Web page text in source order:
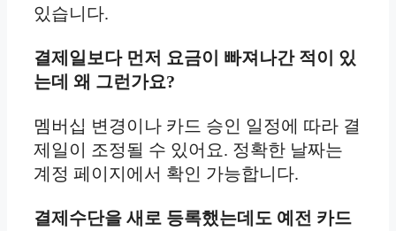
있습니다.
결제일보다 먼저 요금이 빠져나간 적이 있
는데 왜 그런가요?
멤버십 변경이나 카드 승인 일정에 따라 결
제일이 조정될 수 있어요. 정확한 날짜는
계정 페이지에서 확인 가능합니다.
결제수단을 새로 등록했는데도 예전 카드